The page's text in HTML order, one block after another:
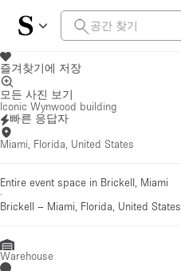
즐겨찾기에 저장
모든 사진 보기
Iconic Wynwood building
빠른 응답자
Miami, Florida, United States
Entire event space in Brickell, Miami
·
Brickell – Miami, Florida, United States
Warehouse